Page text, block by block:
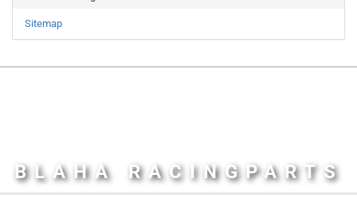
Sitemap
BLAHA RACINGPARTS